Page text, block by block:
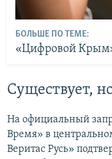
БОЛЬШЕ ПО ТЕМЕ:
«Цифровой
Существует,
На официальный
Время» в
Веритас Русь»